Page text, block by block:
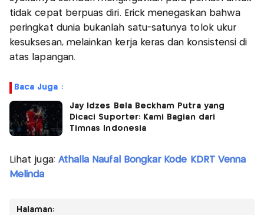
tidak cepat berpuas diri. Erick menegaskan bahwa
peringkat dunia bukanlah satu-satunya tolok ukur
kesuksesan, melainkan kerja keras dan konsistensi di
atas lapangan.
Baca Juga :
Jay Idzes Bela Beckham Putra yang
Dicaci Suporter: Kami Bagian dari
Timnas Indonesia
Lihat juga: Athalla Naufal Bongkar Kode KDRT Venna
Melinda
Halaman: